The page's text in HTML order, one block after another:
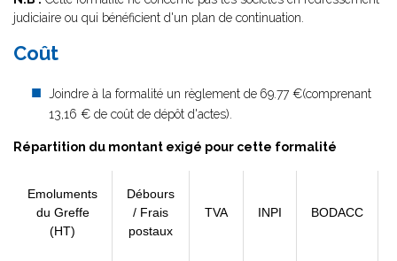
judiciaire ou qui bénéficient d'un plan de continuation.
Coût
Joindre à la formalité un règlement de 69.77 €(comprenant
13,16 € de coût de dépôt d'actes).
Répartition du montant exigé pour cette formalité
Emoluments
du Greffe
(HT)
Débours
/ Frais
postaux
TVA INPI BODACC